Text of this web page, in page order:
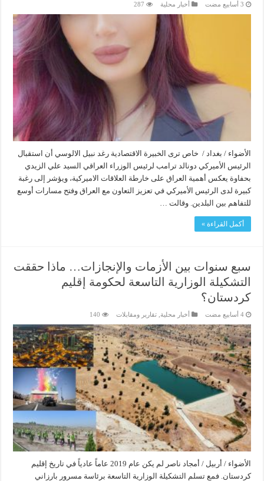
أخبار محلية 287
الأضواء / بغداد / خاص ترى الخبيرة الاقتصادية رغد نبيل الالوسي أن استقبال
الرئيس الأميركي دونالد ترامب لرئيس الوزراء العراقي السيد علي الزيدي
بحفاوة يعكس أهمية العراق على خارطة العلاقات الاميركية، ويؤشر إلى رغبة
كبيرة لدى الرئيس الأميركي في تعزيز التعاون مع العراق وفتح مسارات أوسع
للتفاهم بين البلدين. وقالت …
أكمل القراءة »
سبع سنوات بين الأزمات والإنجازات… ماذا حققت
التشكيلة الوزارية التاسعة لحكومة إقليم
كردستان؟
‏4 أسابيع مضت أخبار محلية ,تقارير ومقابلات 140
الأضواء / أربيل / أمجاد ناصر لم يكن عام 2019 عاماً عادياً في تاريخ إقليم
كردستان. فمع تسلم التشكيلة الوزارية التاسعة برئاسة مسرور بارزاني